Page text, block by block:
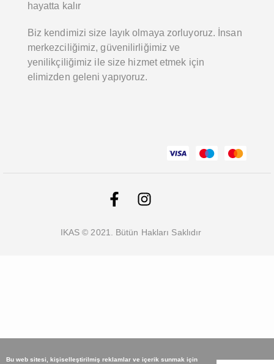
Bu web sitesi, kişiselleştirilmiş reklamlar ve içerik sunmak için
hayatta kalır
Biz kendimizi size layık olmaya zorluyoruz. İnsan
merkezciliğimiz, güvenilirliğimiz ve
yenilikçiliğimiz ile size hizmet etmek için
elimizden geleni yapıyoruz.
IKAS © 2021. Bütün Hakları Saklıdır